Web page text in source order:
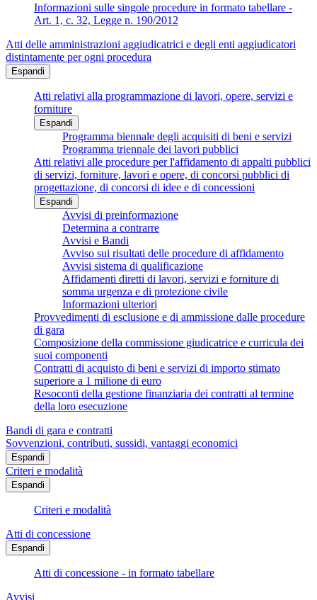
Informazioni sulle singole procedure in formato tabellare -
Art. 1, c. 32, Legge n. 190/2012
Atti delle amministrazioni aggiudicatrici e degli enti aggiudicatori
distintamente per ogni procedura
Espandi
Atti relativi alla programmazione di lavori, opere, servizi e
forniture
Espandi
Programma biennale degli acquisiti di beni e servizi
Programma triennale dei lavori pubblici
Atti relativi alle procedure per l'affidamento di appalti pubblici
di servizi, forniture, lavori e opere, di concorsi pubblici di
progettazione, di concorsi di idee e di concessioni
Espandi
Avvisi di preinformazione
Determina a contrarre
Avvisi e Bandi
Avviso sui risultati delle procedure di affidamento
Avvisi sistema di qualificazione
Affidamenti diretti di lavori, servizi e forniture di
somma urgenza e di protezione civile
Informazioni ulteriori
Provvedimenti di esclusione e di ammissione dalle procedure
di gara
Composizione della commissione giudicatrice e curricula dei
suoi componenti
Contratti di acquisto di beni e servizi di importo stimato
superiore a 1 milione di euro
Resoconti della gestione finanziaria dei contratti al termine
della loro esecuzione
Bandi di gara e contratti
Sovvenzioni, contributi, sussidi, vantaggi economici
Espandi
Criteri e modalità
Espandi
Criteri e modalità
Atti di concessione
Espandi
Atti di concessione - in formato tabellare
Avvisi